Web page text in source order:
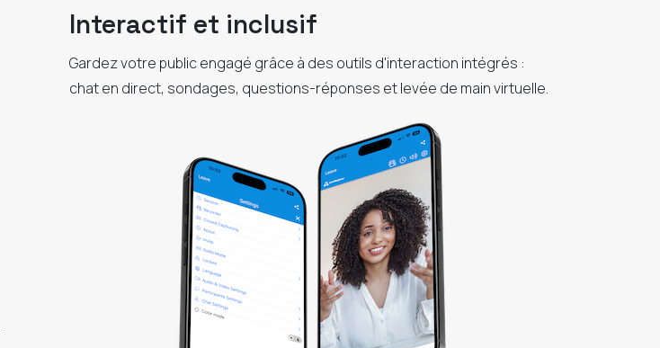
Interactif et inclusif
Gardez votre public engagé grâce à des outils d'interaction intégrés :
chat en direct, sondages, questions-réponses et levée de main virtuelle.